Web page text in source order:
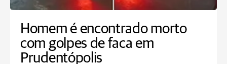
Homem é encontrado morto
com golpes de faca em
Prudentópolis